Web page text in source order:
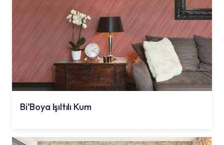
Bi’Boya Işıltılı Kum